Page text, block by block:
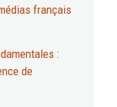
français
:
de